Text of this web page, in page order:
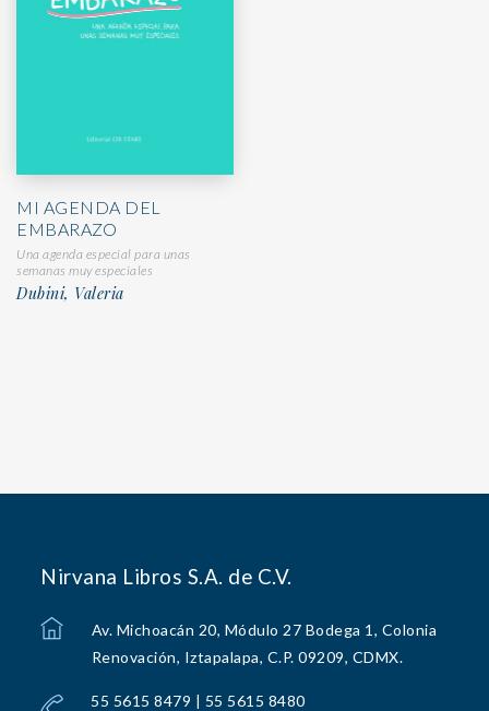
MI AGENDA DEL
EMBARAZO
Una agenda especial para unas
semanas muy especiales
Dubini, Valeria
Nirvana Libros S.A. de C.V.
Av. Michoacán 20, Módulo 27 Bodega 1, Colonia
Renovación, Iztapalapa, C.P. 09209, CDMX.
55 5615 8479 | 55 5615 8480